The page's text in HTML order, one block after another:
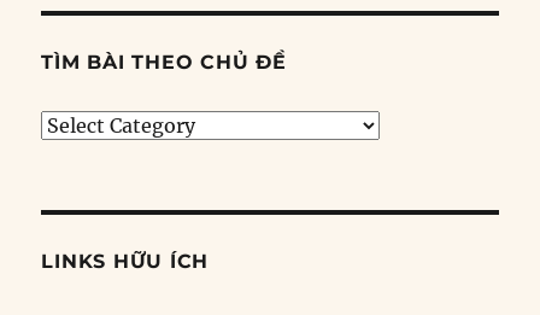
TÌM BÀI THEO CHỦ ĐỀ
Tìm
đề
LINKS HỮU ÍCH